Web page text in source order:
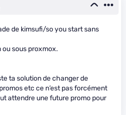
de kimsufi/so you start sans
ou sous proxmox.
ta solution de changer de
etc ce n’est pas forcément
attendre une future promo pour